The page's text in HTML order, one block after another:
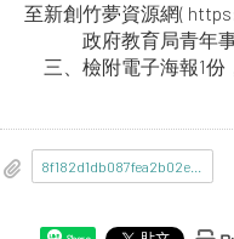
至新創竹夢資源網(
政府教育局青年事
三、檢附電子海報1份